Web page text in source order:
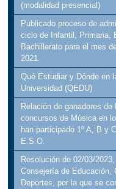
(modalidad presencial)
Publicado proceso de
ciclo de Infantil, Primaria,
Bachillerato para el mes
2021.
Qué Estudiar y Dónde en
Universidad (QEDU)
Relación de ganadores de
concursos de Música en
han participado 1º A, B y
E.S.O.
Resolución de 02/03/
Consejería de Educación,
Deportes, por la que se